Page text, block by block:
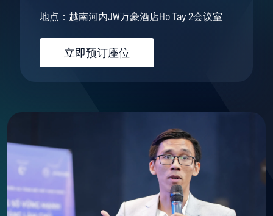
地点：越南河内JW万豪酒店Ho Tay 2会议室
立即预订座位